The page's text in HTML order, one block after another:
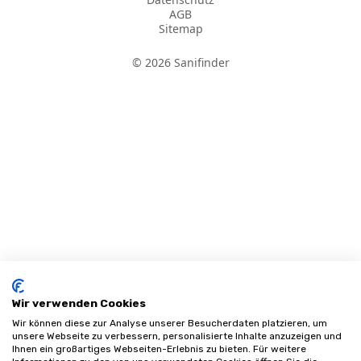
© 2026 Sanifinder
AGB
Sitemap
Wir verwenden Cookies
Wir können diese zur Analyse unserer Besucherdaten platzieren, um
unsere Webseite zu verbessern, personalisierte Inhalte anzuzeigen und
Ihnen ein großartiges Webseiten-Erlebnis zu bieten. Für weitere